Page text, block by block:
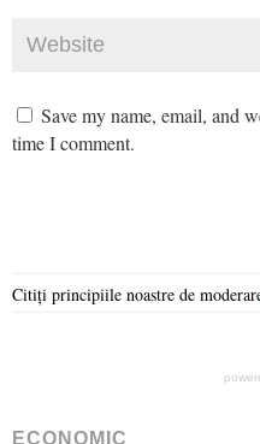
Save my name, email, and
time I comment.
Citiți principiile noastre de
ECONOMIC